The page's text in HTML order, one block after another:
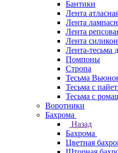
Бантики
Лента
Лента
Лента
Лента
Лента-тесьма
Помпоны
Стропа
Тесьма
Тесьма с
Тесьма с
Воротники
Бахрома
Назад
Бахрома
Цветная